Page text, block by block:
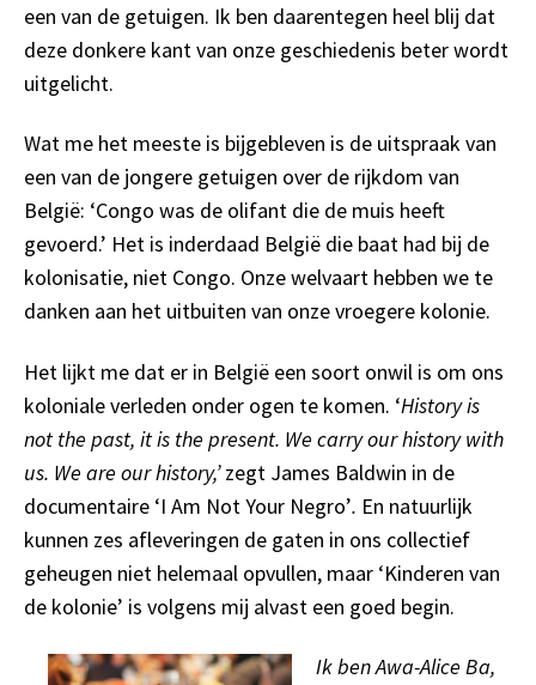
een van de getuigen. Ik ben daarentegen heel blij dat
deze donkere kant van onze geschiedenis beter wordt
uitgelicht.
Wat me het meeste is bijgebleven is de uitspraak van
een van de jongere getuigen over de rijkdom van
België: ‘Congo was de olifant die de muis heeft
gevoerd.’ Het is inderdaad België die baat had bij de
kolonisatie, niet Congo. Onze welvaart hebben we te
danken aan het uitbuiten van onze vroegere kolonie.
Het lijkt me dat er in België een soort onwil is om ons
koloniale verleden onder ogen te komen. ‘History is
not the past, it is the present. We carry our history with
us. We are our history,’zegt James Baldwin in de
documentaire ‘I Am Not Your Negro’. En natuurlijk
kunnen zes afleveringen de gaten in ons collectief
geheugen niet helemaal opvullen, maar ‘Kinderen van
de kolonie’ is volgens mij alvast een goed begin.
Ik benAwa-Alice Ba,